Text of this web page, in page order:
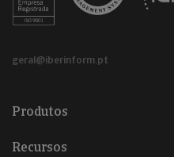
geral@iberinform.pt
Produtos
Recursos